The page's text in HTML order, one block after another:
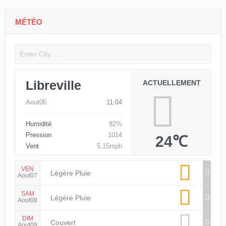
MÉTÉO
Libreville
Aout06 11:04
Humidité
82%
Pression
1014
Vent
5.15mph
ACTUELLEMENT
24℃
VEN
Aout07
Légère Pluie
SAM
Aout08
Légère Pluie
DIM
Couvert